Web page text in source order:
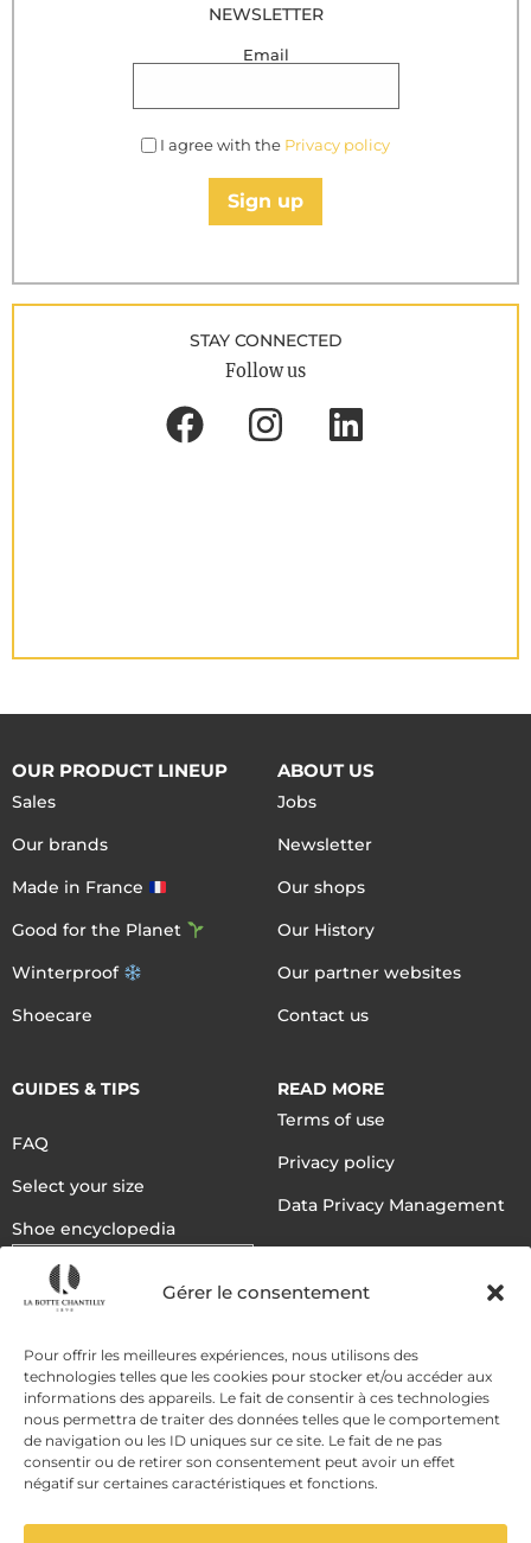
Gérer le consentement
Pour offrir les meilleures expériences, nous utilisons des
technologies telles que les cookies pour stocker et/ou accéder aux
informations des appareils. Le fait de consentir à ces technologies
nous permettra de traiter des données telles que le comportement
de navigation ou les ID uniques sur ce site. Le fait de ne pas
consentir ou de retirer son consentement peut avoir un effet
négatif sur certaines caractéristiques et fonctions.
NEWSLETTER
Email
I agree with the Privacy policy
Sign up
STAY CONNECTED
Follow us
OUR PRODUCT LINEUP
Sales
Our brands
Made in France
Good for the Planet
Winterproof
Shoecare
ABOUT US
Jobs
Newsletter
Our shops
Our History
Our partner websites
Contact us
GUIDES & TIPS
FAQ
Select your size
Shoe encyclopedia
English
READ MORE
Terms of use
Privacy policy
Data Privacy Management
DELIVERY METHODS
PAYMENT METHODS